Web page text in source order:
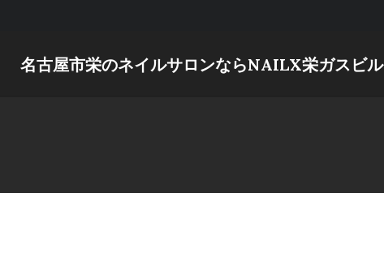
名古屋市栄のネイルサロンならNAILX栄ガスビル